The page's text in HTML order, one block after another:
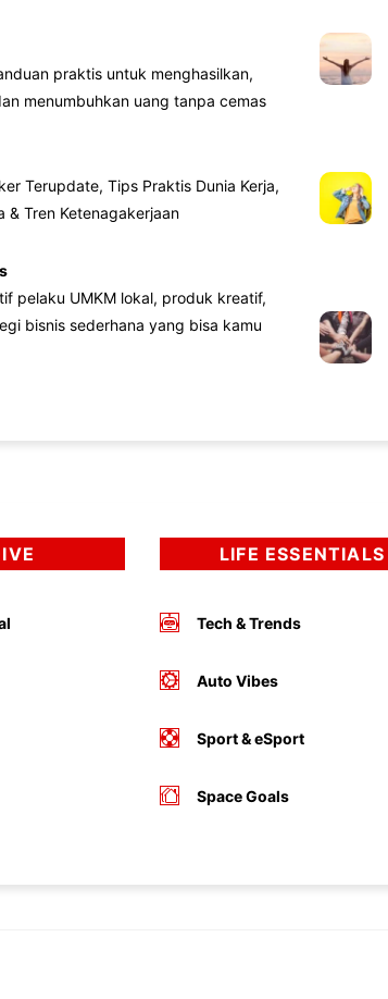
praktis untuk menghasilkan,
menumbuhkan uang tanpa cemas
Terupdate, Tips Praktis Dunia Kerja,
& Tren Ketenagakerjaan
pelaku UMKM lokal, produk kreatif,
bisnis sederhana yang bisa kamu
LIFE ESSENTIALS
Tech & Trends
Auto Vibes
Sport & eSport
Space Goals